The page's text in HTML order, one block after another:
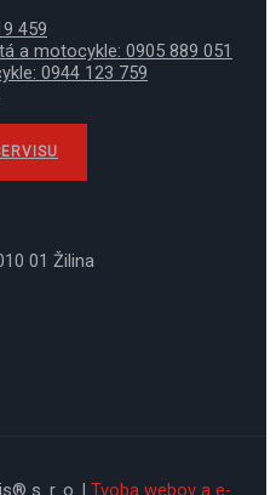
459
a motocykle: 0905 889 051
0944 123 759
01 Žilina
s. r. o. | Tvoba webov a e-